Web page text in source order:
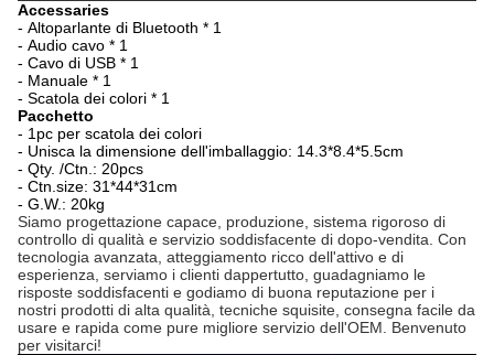
Accessaries
- Altoparlante di Bluetooth * 1
- Audio cavo * 1
- Cavo di USB * 1
- Manuale * 1
- Scatola dei colori * 1
Pacchetto
- 1pc per scatola dei colori
- Unisca la dimensione dell'imballaggio: 14.3*8.4*5.5cm
- Qty. /Ctn.: 20pcs
- Ctn.size: 31*44*31cm
- G.W.: 20kg
Siamo progettazione capace, produzione, sistema rigoroso di
controllo di qualità e servizio soddisfacente di dopo-vendita. Con
tecnologia avanzata, atteggiamento ricco dell'attivo e di
esperienza, serviamo i clienti dappertutto, guadagniamo le
risposte soddisfacenti e godiamo di buona reputazione per i
nostri prodotti di alta qualità, tecniche squisite, consegna facile da
usare e rapida come pure migliore servizio dell'OEM. Benvenuto
per visitarci!